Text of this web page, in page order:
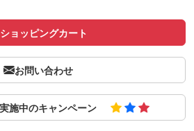
ショッピングカート
お問い合わせ
施中のキャンペーン